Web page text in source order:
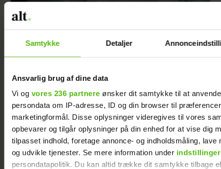
Samtykke Detaljer
Ansvarlig brug af dine data
Vi og vores 236 partnere ønsker dit samtykke til at
persondata om IP-adresse, ID og din browser til
marketingformål. Disse oplysninger videregives til vores
opbevarer og tilgår oplysninger på din enhed for at vise dig
tilpasset indhold, foretage annonce- og indholdsmåling, lave
og udvikle tjenester. Se mere information under indstillinger
persondatapolitik. Du kan altid trække dit samtykke tilbage
TV 2-profilen Stefan Jepsen ramt af
nyresvigt